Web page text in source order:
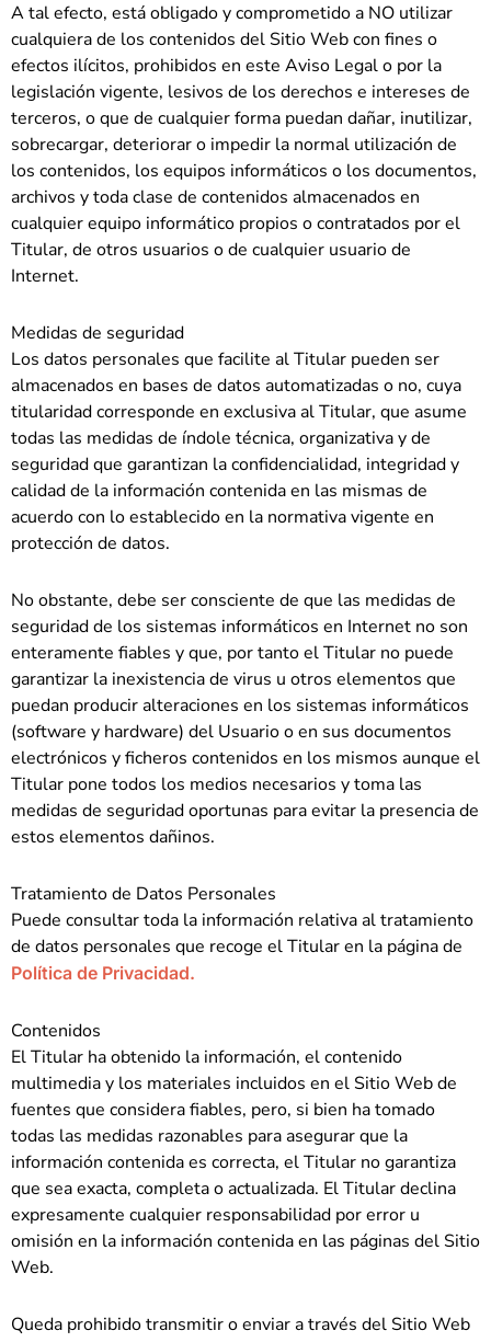
A tal efecto, está obligado y comprometido a NO utilizar
cualquiera de los contenidos del Sitio Web con fines o
efectos ilícitos, prohibidos en este Aviso Legal o por la
legislación vigente, lesivos de los derechos e intereses de
terceros, o que de cualquier forma puedan dañar, inutilizar,
sobrecargar, deteriorar o impedir la normal utilización de
los contenidos, los equipos informáticos o los documentos,
archivos y toda clase de contenidos almacenados en
cualquier equipo informático propios o contratados por el
Titular, de otros usuarios o de cualquier usuario de
Internet.
Medidas de seguridad
Los datos personales que facilite al Titular pueden ser
almacenados en bases de datos automatizadas o no, cuya
titularidad corresponde en exclusiva al Titular, que asume
todas las medidas de índole técnica, organizativa y de
seguridad que garantizan la confidencialidad, integridad y
calidad de la información contenida en las mismas de
acuerdo con lo establecido en la normativa vigente en
protección de datos.
No obstante, debe ser consciente de que las medidas de
seguridad de los sistemas informáticos en Internet no son
enteramente fiables y que, por tanto el Titular no puede
garantizar la inexistencia de virus u otros elementos que
puedan producir alteraciones en los sistemas informáticos
(software y hardware) del Usuario o en sus documentos
electrónicos y ficheros contenidos en los mismos aunque el
Titular pone todos los medios necesarios y toma las
medidas de seguridad oportunas para evitar la presencia de
estos elementos dañinos.
Tratamiento de Datos Personales
Puede consultar toda la información relativa al tratamiento
de datos personales que recoge el Titular en la página de
Política de Privacidad.
Contenidos
El Titular ha obtenido la información, el contenido
multimedia y los materiales incluidos en el Sitio Web de
fuentes que considera fiables, pero, si bien ha tomado
todas las medidas razonables para asegurar que la
información contenida es correcta, el Titular no garantiza
que sea exacta, completa o actualizada. El Titular declina
expresamente cualquier responsabilidad por error u
omisión en la información contenida en las páginas del Sitio
Web.
Queda prohibido transmitir o enviar a través del Sitio Web